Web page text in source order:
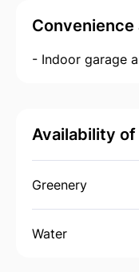
- Indoor garage
Availability
Greenery
Water